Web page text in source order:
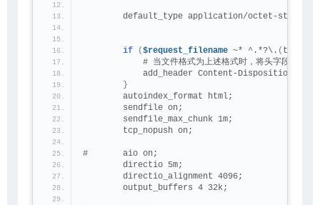
default_type application/octet-stream;#
if ($request_filename ~* ^.*?\. (
# 当文件格式为上述格式时，将头字段属性
            add_header Content-Disposition:
}
autoindex_format html;                #
sendfile on;                          #
sendfile_max_chunk 1m;                #
tcp_nopush on;                        #
#       aio on;                               # 启
directio 5m;                          #
directio_alignment 4096;              #
output_buffers 4 32k;                 #